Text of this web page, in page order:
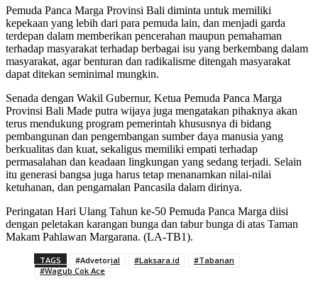
Pemuda Panca Marga Provinsi Bali diminta untuk memiliki
kepekaan yang lebih dari para pemuda lain, dan menjadi garda
terdepan dalam memberikan pencerahan maupun pemahaman
terhadap masyarakat terhadap berbagai isu yang berkembang dalam
masyarakat, agar benturan dan radikalisme ditengah masyarakat
dapat ditekan seminimal mungkin.
Senada dengan Wakil Gubernur, Ketua Pemuda Panca Marga
Provinsi Bali Made putra wijaya juga mengatakan pihaknya akan
terus mendukung program pemerintah khususnya di bidang
pembangunan dan pengembangan sumber daya manusia yang
berkualitas dan kuat, sekaligus memiliki empati terhadap
permasalahan dan keadaan lingkungan yang sedang terjadi. Selain
itu generasi bangsa juga harus tetap menanamkan nilai-nilai
ketuhanan, dan pengamalan Pancasila dalam dirinya.
Peringatan Hari Ulang Tahun ke-50 Pemuda Panca Marga diisi
dengan peletakan karangan bunga dan tabur bunga di atas Taman
Makam Pahlawan Margarana. (LA-TB1).
TAGS #Advetorial #Laksara.id
#Tabanan
#Wagub Cok Ace